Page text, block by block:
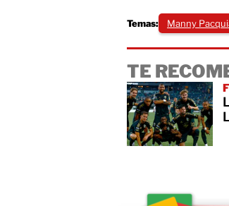
Temas: Manny
TE